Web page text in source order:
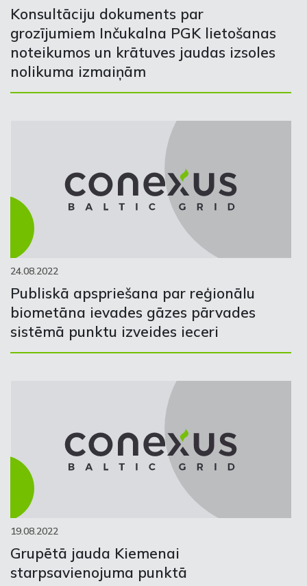
Konsultāciju dokuments par
grozījumiem Inčukalna PGK lietošanas
noteikumos un krātuves jaudas izsoles
nolikuma izmaiņām
24.08.2022
Publiskā apspriešana par reģionālu
biometāna ievades gāzes pārvades
sistēmā punktu izveides ieceri
19.08.2022
Grupētā jauda Kiemenai
starpsavienojuma punktā